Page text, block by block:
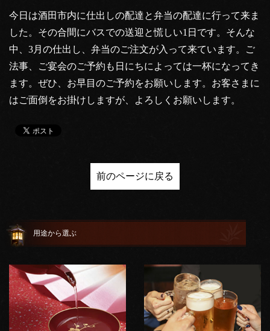
今日は酒田市内に仕出しの配達と弁当の配達に行って来ま
した。その合間にバスでの送迎と慌しい1日です。そんな
中、3月の仕出し、弁当のご注文が入って来ています。ご
法事、ご宴会のご予約も日にちによっては一杯になってき
ます。ぜひ、お早目のご予約をお願いします。お客さまに
はご面倒をお掛けしますが、よろしくお願いします。
前のページに戻る
用途から選ぶ